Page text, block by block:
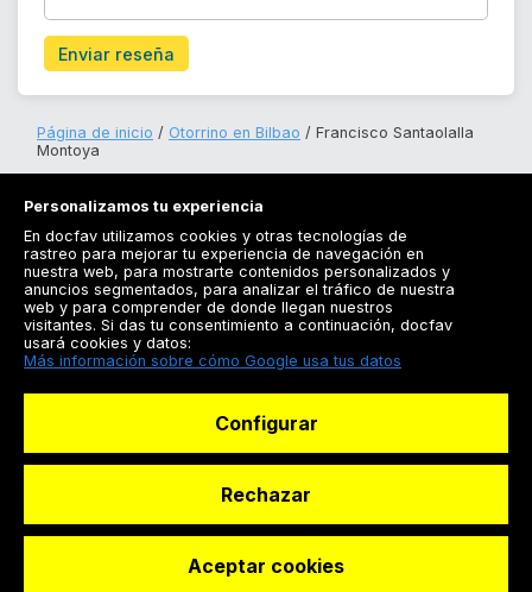
Enviar reseña
Página de inicio Otorrino en Bilbao
Francisco Santaolalla
Montoya
Registrarse
Docfav
© Dashboard Technologies S.L
Personalizamos tu experiencia
En docfav utilizamos cookies y otras tecnologías de
rastreo para mejorar tu experiencia de navegación en
nuestra web, para mostrarte contenidos personalizados y
anuncios segmentados, para analizar el tráfico de nuestra
web y para comprender de donde llegan nuestros
visitantes. Si das tu consentimiento a continuación, docfav
usará cookies y datos:
Más información sobre cómo Google usa tus datos
Configurar
Rechazar
Aceptar cookies